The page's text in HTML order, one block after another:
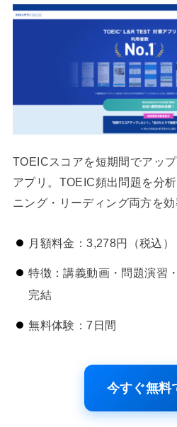
TOEICスコアを短期間でアッ
アプリ。TOEIC頻出問題を分
ニング・リーディング両方を効
月額料金：3,278円（税込）
特徴：講義動画・問題演習
完結
無料体験：7日間
今すぐ無料